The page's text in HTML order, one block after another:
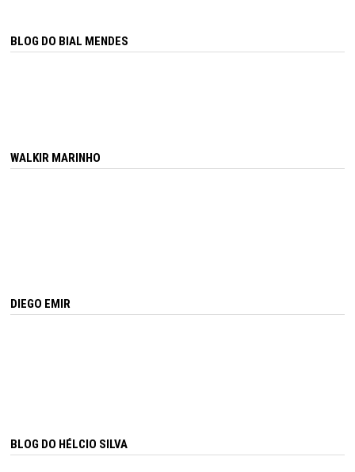
BLOG DO BIAL MENDES
WALKIR MARINHO
DIEGO EMIR
BLOG DO HÉLCIO SILVA